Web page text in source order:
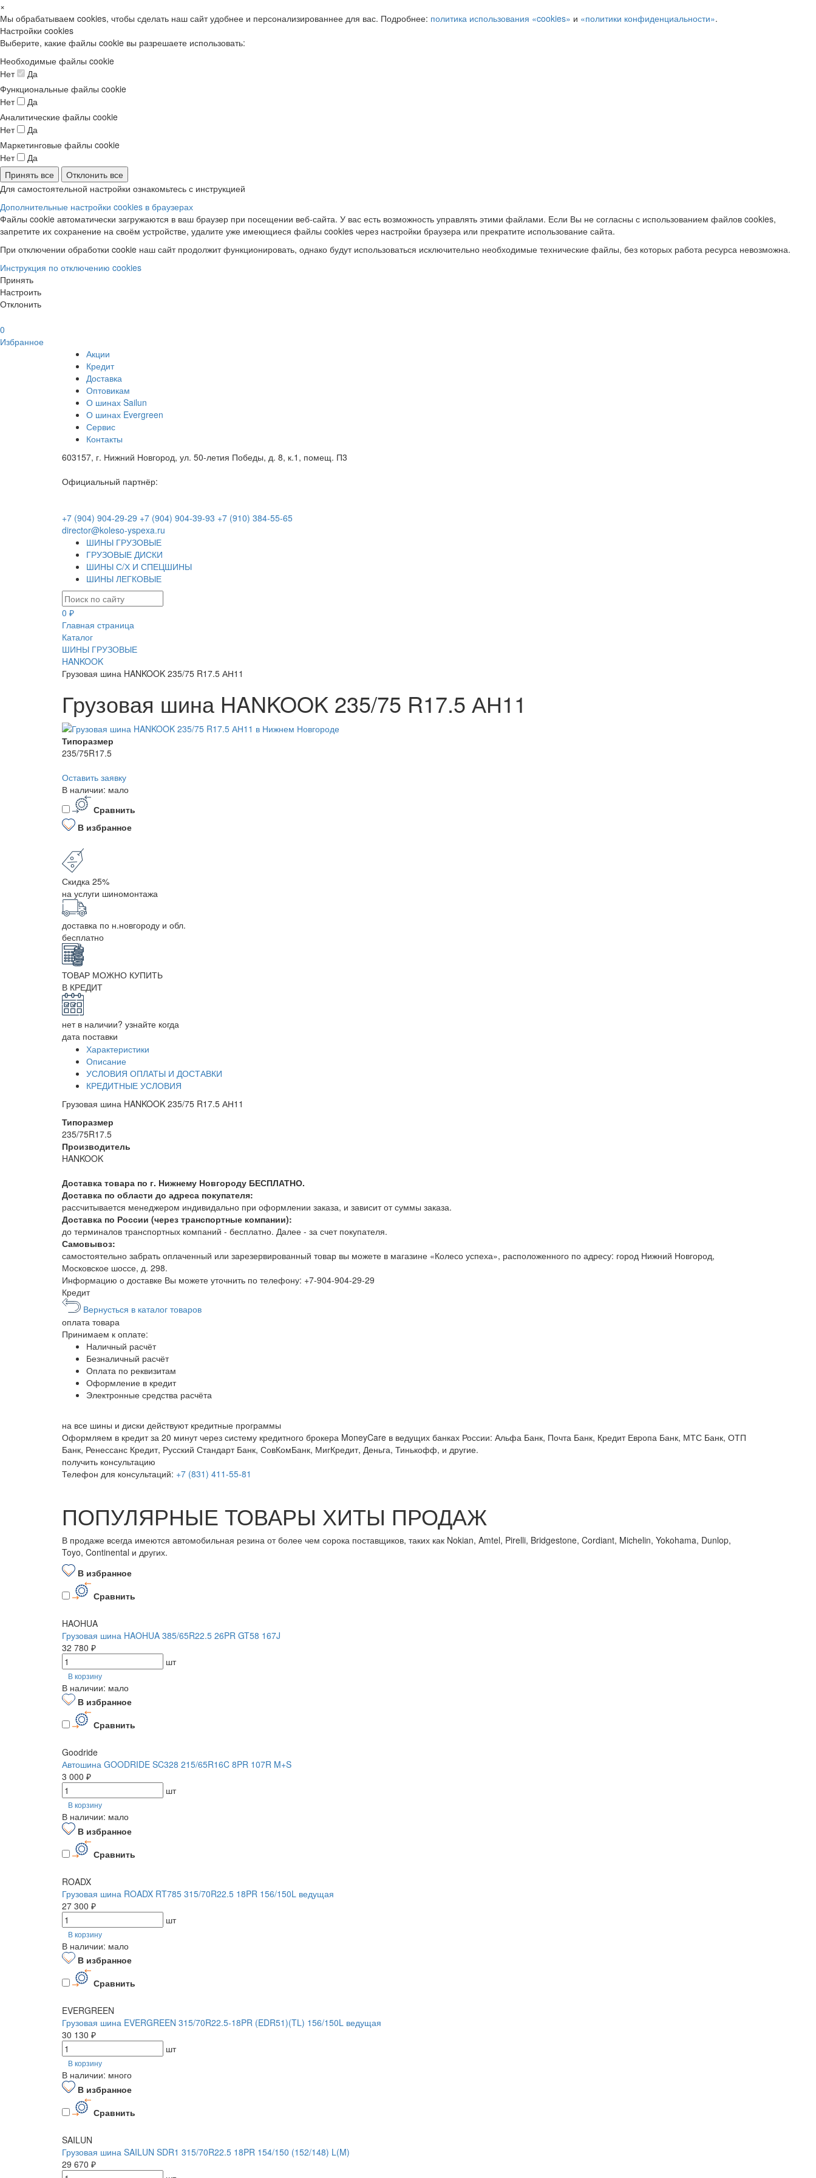
×
Мы обрабатываем cookies, чтобы сделать наш сайт удобнее и персонализированнее для вас. Подробнее: политика использования «cookies» и «политики конфиденциальности».
Настройки cookies
Выберите, какие файлы cookie вы разрешаете использовать:
Необходимые файлы cookie
Нет
Да
Функциональные файлы cookie
Нет
Да
Аналитические файлы cookie
Нет
Да
Маркетинговые файлы cookie
Нет
Да
Принять все
Отклонить все
Для самостоятельной настройки ознакомьтесь с инструкцией
Дополнительные настройки cookies в браузерах
Файлы cookie автоматически загружаются в ваш браузер при посещении веб-сайта. У вас есть возможность управлять этими файлами. Если Вы не согласны с использованием файлов cookies,
запретите их сохранение на своём устройстве, удалите уже имеющиеся файлы cookies через настройки браузера или прекратите использование сайта.
При отключении обработки cookie наш сайт продолжит функционировать, однако будут использоваться исключительно необходимые технические файлы, без которых работа ресурса невозможна.
Инструкция по отключению cookies
Принять
Настроить
Отклонить
0
Избранное
Акции
Кредит
Доставка
Оптовикам
О шинах Sailun
О шинах Evergreen
Сервис
Контакты
603157, г. Нижний Новгород, ул. 50-летия Победы, д. 8, к.1, помещ. П3
Официальный партнёр:
+7 (904) 904-29-29 +7 (904) 904-39-93 +7 (910) 384-55-65
director@koleso-yspexa.ru
ШИНЫ ГРУЗОВЫЕ
ГРУЗОВЫЕ ДИСКИ
ШИНЫ С/Х И СПЕЦШИНЫ
ШИНЫ ЛЕГКОВЫЕ
0 ₽
Главная страница
Каталог
ШИНЫ ГРУЗОВЫЕ
HANKOOK
Грузовая шина HANKOOK 235/75 R17.5 АН11
Грузовая шина HANKOOK 235/75 R17.5 АН11
Типоразмер
235/75R17.5
Оставить заявку
В наличии: мало
Сравнить
В избранное
Скидка 25%
на услуги шиномонтажа
доставка по н.новгороду и обл.
бесплатно
ТОВАР МОЖНО КУПИТЬ
В КРЕДИТ
нет в наличии? узнайте когда
дата поставки
Характеристики
Описание
УСЛОВИЯ ОПЛАТЫ И ДОСТАВКИ
КРЕДИТНЫЕ УСЛОВИЯ
Грузовая шина HANKOOK 235/75 R17.5 АН11
Типоразмер
235/75R17.5
Производитель
HANKOOK
Доставка товара по г. Нижнему Новгороду БЕСПЛАТНО.
Доставка по области до адреса покупателя:
рассчитывается менеджером индивидально при оформлении заказа, и зависит от суммы заказа.
Доставка по России (через транспортные компании):
до терминалов транспортных компаний - бесплатно. Далее - за счет покупателя.
Самовывоз:
самостоятельно забрать оплаченный или зарезервированный товар вы можете в магазине «Колесо успеха», расположенного по адресу: город Нижний Новгород,
Московское шоссе, д. 298.
Информацию о доставке Вы можете уточнить по телефону: +7-904-904-29-29
Кредит
Вернусться в каталог товаров
оплата товара
Принимаем к оплате:
Наличный расчёт
Безналичный расчёт
Оплата по реквизитам
Оформление в кредит
Электронные средства расчёта
на все шины и диски действуют кредитные программы
Оформляем в кредит за 20 минут через систему кредитного брокера MoneyCare в ведущих банках России: Альфа Банк, Почта Банк, Кредит Европа Банк, МТС Банк, ОТП
Банк, Ренессанс Кредит, Русский Стандарт Банк, СовКомБанк, МигКредит, Деньга, Тинькофф, и другие.
получить консультацию
Телефон для консультаций: +7 (831) 411-55-81
ПОПУЛЯРНЫЕ ТОВАРЫ ХИТЫ ПРОДАЖ
В продаже всегда имеются автомобильная резина от более чем сорока поставщиков, таких как Nokian, Amtel, Pirelli, Bridgestone, Cordiant, Michelin, Yokohama, Dunlop,
Toyo, Continental и других.
В избранное
Сравнить
HAOHUA
Грузовая шина HAOHUA 385/65R22.5 26PR GT58 167J
32 780 ₽
шт
В корзину
В наличии: мало
В избранное
Сравнить
Goodride
Автошина GOODRIDE SC328 215/65R16C 8PR 107R M+S
3 000 ₽
шт
В корзину
В наличии: мало
В избранное
Сравнить
ROADX
Грузовая шина ROADX RT785 315/70R22.5 18PR 156/150L ведущая
27 300 ₽
шт
В корзину
В наличии: мало
В избранное
Сравнить
EVERGREEN
Грузовая шина EVERGREEN 315/70R22.5-18PR (EDR51)(TL) 156/150L ведущая
30 130 ₽
шт
В корзину
В наличии: много
В избранное
Сравнить
SAILUN
Грузовая шина SAILUN SDR1 315/70R22.5 18PR 154/150 (152/148) L(M)
29 670 ₽